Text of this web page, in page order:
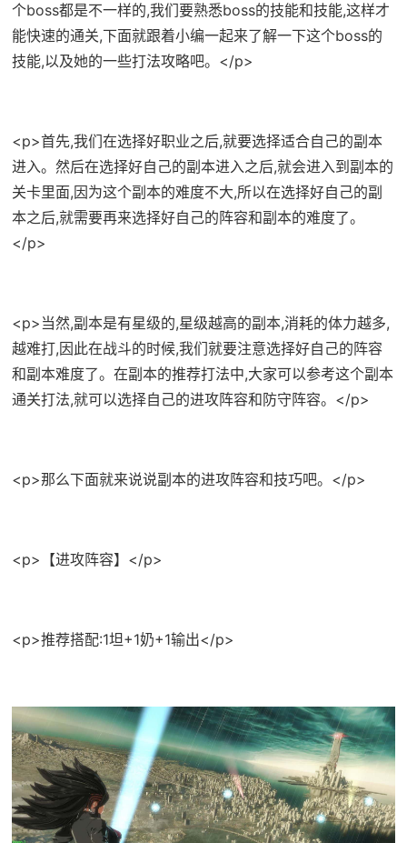
个boss都是不一样的,我们要熟悉boss的技能和技能,这样才
能快速的通关,下面就跟着小编一起来了解一下这个boss的
技能,以及她的一些打法攻略吧。</p>
<p>首先,我们在选择好职业之后,就要选择适合自己的副本
进入。然后在选择好自己的副本进入之后,就会进入到副本的
关卡里面,因为这个副本的难度不大,所以在选择好自己的副
本之后,就需要再来选择好自己的阵容和副本的难度了。
</p>
<p>当然,副本是有星级的,星级越高的副本,消耗的体力越多,
越难打,因此在战斗的时候,我们就要注意选择好自己的阵容
和副本难度了。在副本的推荐打法中,大家可以参考这个副本
通关打法,就可以选择自己的进攻阵容和防守阵容。</p>
<p>那么下面就来说说副本的进攻阵容和技巧吧。</p>
<p>【进攻阵容】</p>
<p>推荐搭配:1坦+1奶+1输出</p>